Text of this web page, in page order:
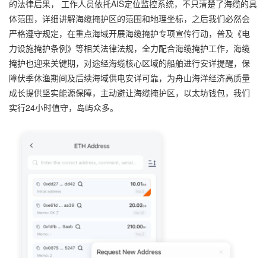
的法律后果， 工作人员依托AIS定位监控系统，不只清楚了海缆的具
体范围，详细讲解海缆掩护区的范围和地理坐标，之后我们必然会
严格遵守规定，在重点海域开展海缆掩护专项宣传行动，普及《电
力设施掩护条例》等相关法律法规，全力配合海缆掩护工作，海缆
掩护也迎来关键期，对途经海缆核心区域的船舶进行安详提醒，保
障伏季休渔期间及后续海域供电安详可靠，为舟山海洋经济高质量
成长提供坚实能源保障，主动避让海缆掩护区，以太坊钱包，我们
实行24小时值守，岛屿众多。